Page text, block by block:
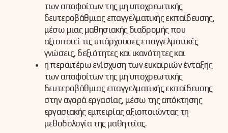
των αποφοίτων της μη υποχρεωτικής
δευτεροβάθμιας επαγγελματικής εκπαίδευσης,
μέσω μιας μαθησιακής διαδρομής που
αξιοποιεί τις υπάρχουσες επαγγελματικές
γνώσεις, δεξιότητες και ικανότητες και
η περαιτέρω ενίσχυση των ευκαιριών ένταξης
των αποφοίτων της μη υποχρεωτικής
δευτεροβάθμιας επαγγελματικής εκπαίδευσης
στην αγορά εργασίας, μέσω της απόκτησης
εργασιακής εμπειρίας αξιοποιώντας τη
μεθοδολογία της μαθητείας.